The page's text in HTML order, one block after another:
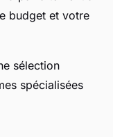
budget et votre
sélection
spécialisées